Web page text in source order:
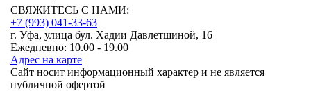
СВЯЖИТЕСЬ С НАМИ:
+7 (993) 041-33-63
г. Уфа, улица бул. Хадии Давлетшиной, 16
Ежедневно: 10.00 - 19.00
Адрес на карте
Сайт носит информационный характер и не является
публичной офертой